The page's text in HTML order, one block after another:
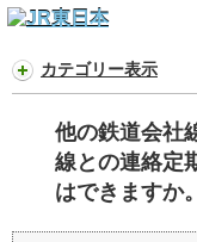
カテゴリー表示
他の鉄道会社
線との連絡定
はできますか。